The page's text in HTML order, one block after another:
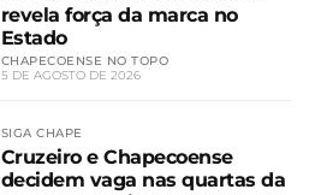
revela força da marca no
Estado
CHAPECOENSE NO TOPO
5 DE AGOSTO DE 2026
SIGA CHAPE
Cruzeiro e Chapecoense
decidem vaga nas quartas da